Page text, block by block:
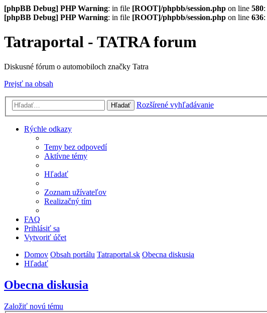
[phpBB Debug] PHP Warning: in file [ROOT]/phpbb/session.php on line 580:
[phpBB Debug] PHP Warning: in file [ROOT]/phpbb/session.php on line 636:
Tatraportal - TATRA forum
Diskusné fórum o automobiloch značky Tatra
Prejsť na obsah
Hľadať Rozšírené vyhľadávanie
Rýchle odkazy
Temy bez odpovedí
Aktívne témy
Hľadať
Zoznam užívateľov
Realizačný tím
FAQ
Prihlásiť sa
Vytvoriť účet
Domov Obsah portálu Tatraportal.sk Obecna diskusia
Hľadať
Obecna diskusia
Založiť novú tému